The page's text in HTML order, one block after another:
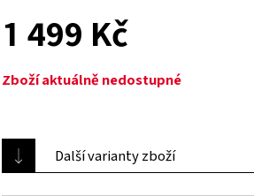
1 499 Kč
Zboží aktuálně nedostupné
Další varianty zboží